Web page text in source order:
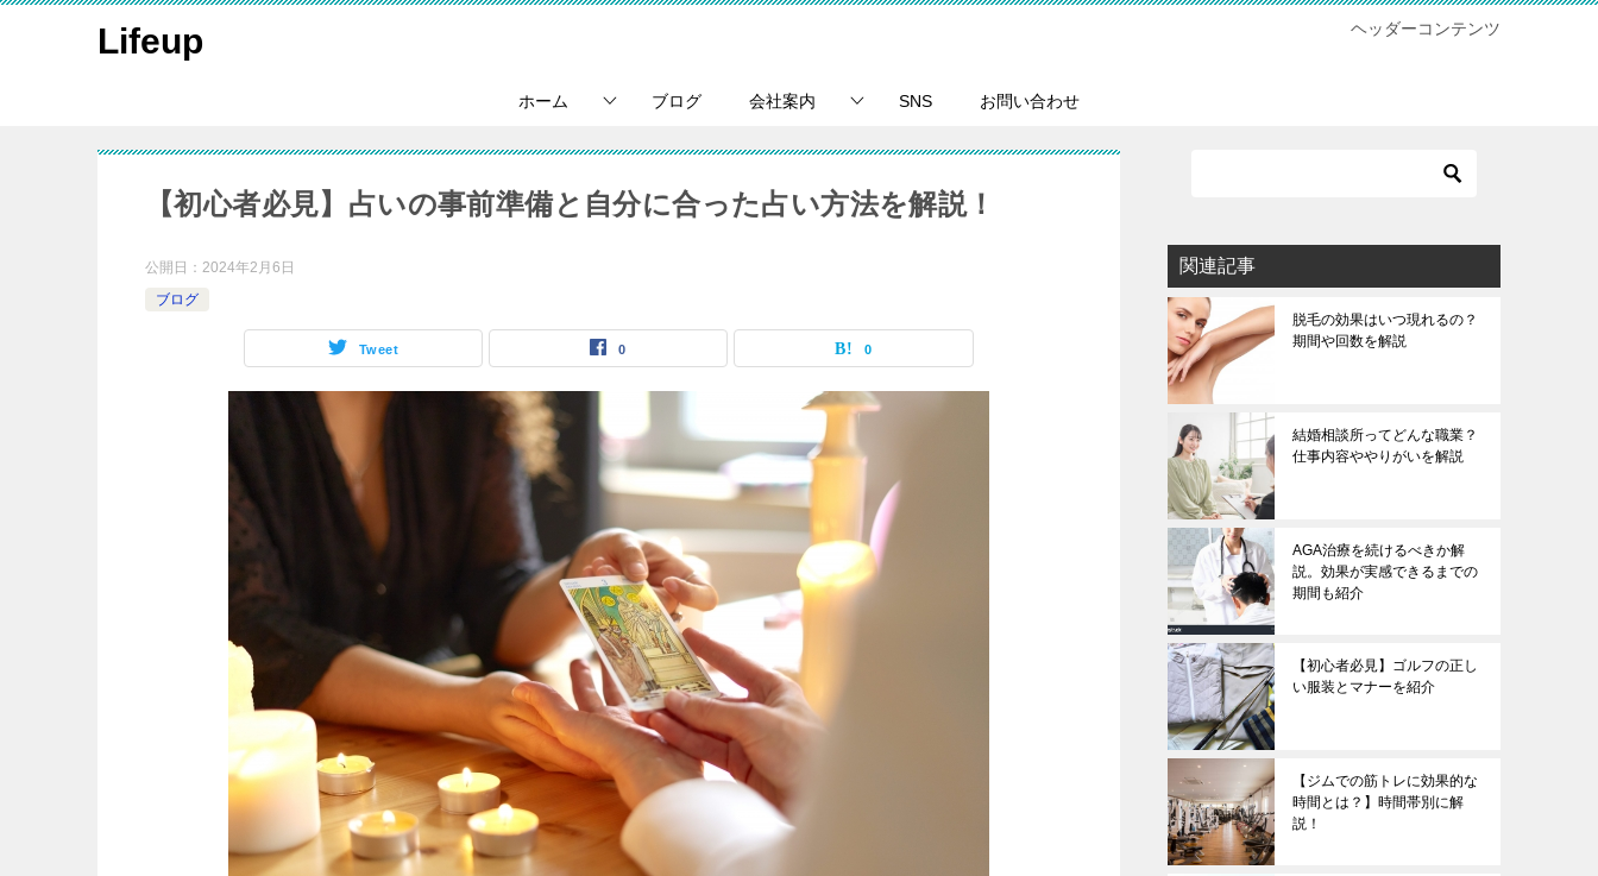
Lifeup ヘッダーコンテンツ
ホーム ブログ 会社案内 SNS お問い合わせ
【初心者必見】占いの事前準備と自分に合った占い方法を解説！
公開日： 2024年2月6日
ブログ
Tweet 0 0
関連記事
脱毛の効果はいつ現れるの？
期間や回数を解説
結婚相談所ってどんな職業？
仕事内容ややりがいを解説
AGA治療を続けるべきか解
説。効果が実感できるまでの
期間も紹介
【初心者必見】ゴルフの正し
い服装とマナーを紹介
【ジムでの筋トレに効果的な
時間とは？】時間帯別に解
説！